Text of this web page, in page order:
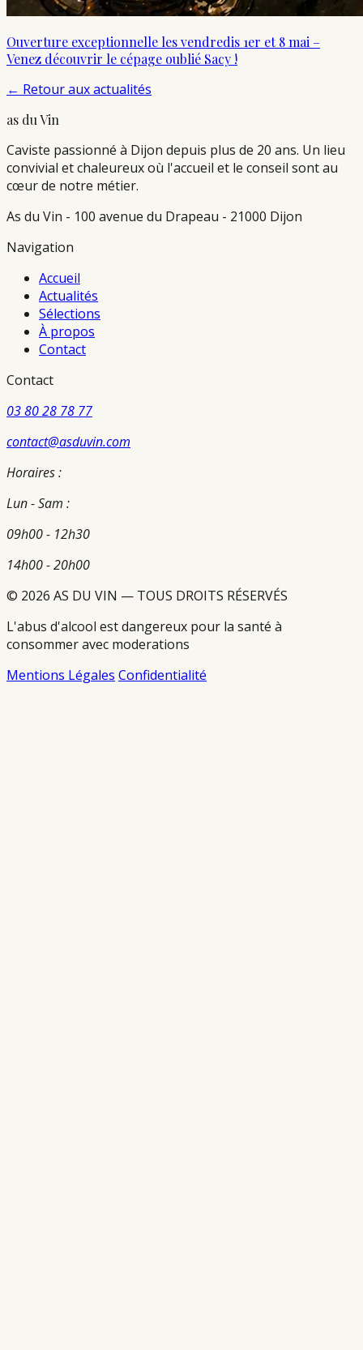
Ouverture exceptionnelle les vendredis 1er et 8 mai –
Venez découvrir le cépage oublié Sacy !
← Retour aux actualités
as du Vin
Caviste passionné à Dijon depuis plus de 20 ans. Un lieu
convivial et chaleureux où l'accueil et le conseil sont au
cœur de notre métier.
As du Vin - 100 avenue du Drapeau - 21000 Dijon
Navigation
Accueil
Actualités
Sélections
À propos
Contact
Contact
03 80 28 78 77
contact@asduvin.com
Horaires :
Lun - Sam :
09h00 - 12h30
14h00 - 20h00
© 2026 AS DU VIN — TOUS DROITS RÉSERVÉS
L'abus d'alcool est dangereux pour la santé à
consommer avec moderations
Mentions Légales Confidentialité